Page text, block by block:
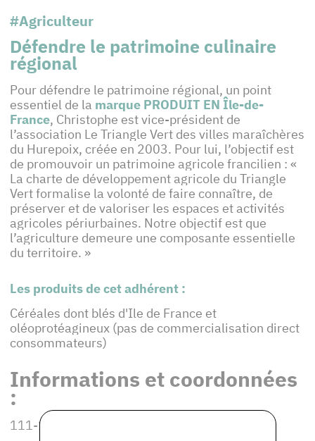
#Agriculteur
Défendre le patrimoine culinaire
régional
Pour défendre le patrimoine régional, un point
essentiel de la marque PRODUIT EN Île-de-
France, Christophe est vice-président de
l’association Le Triangle Vert des villes maraîchères
du Hurepoix, créée en 2003. Pour lui, l’objectif est
de promouvoir un patrimoine agricole francilien : «
La charte de développement agricole du Triangle
Vert formalise la volonté de faire connaître, de
préserver et de valoriser les espaces et activités
agricoles périurbaines. Notre objectif est que
l’agriculture demeure une composante essentielle
du territoire. »
Les produits de cet adhérent :
Céréales dont blés d'Ile de France et
oléoprotéagineux (pas de commercialisation direct
consommateurs)
Informations et coordonnées
:
111-115, rue des Maraîchers